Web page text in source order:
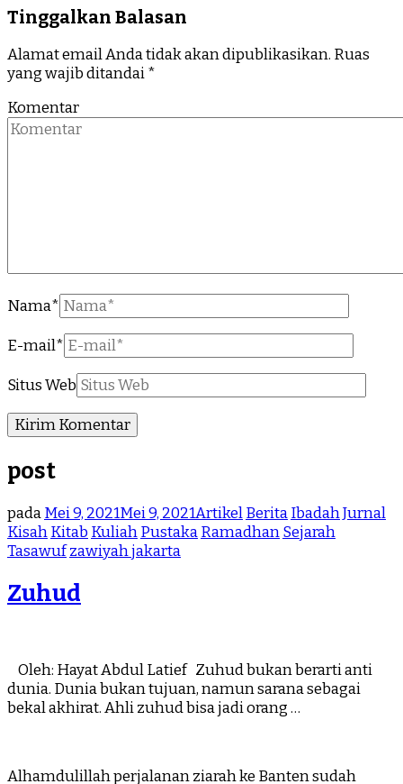
Tinggalkan Balasan
Alamat email Anda tidak akan dipublikasikan. Ruas
yang wajib ditandai*
Komentar
Nama*
E-mail*
Situs Web
post
padaMei 9, 2021Mei 9, 2021ArtikelBeritaIbadahJurnal
KisahKitab KuliahPustakaRamadhanSejarah
Tasawufzawiyah jakarta
Zuhud
Oleh: Hayat Abdul Latief Zuhud bukan berarti anti
dunia. Dunia bukan tujuan, namun sarana sebagai
bekal akhirat. Ahli zuhud bisa jadi orang …
Alhamdulillah perjalanan ziarah ke Banten sudah